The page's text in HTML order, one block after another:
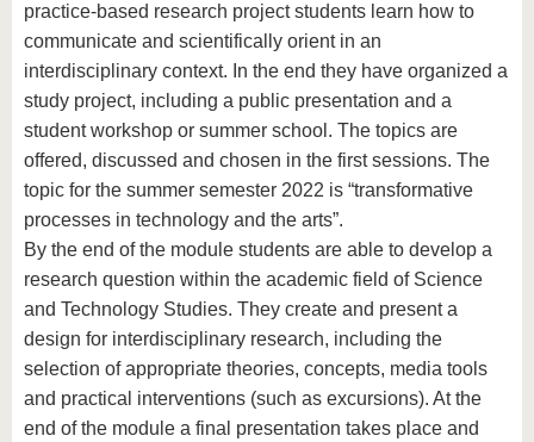
practice-based research project students learn how to
communicate and scientifically orient in an
interdisciplinary context. In the end they have organized a
study project, including a public presentation and a
student workshop or summer school. The topics are
offered, discussed and chosen in the first sessions. The
topic for the summer semester 2022 is “transformative
processes in technology and the arts”.
By the end of the module students are able to develop a
research question within the academic field of Science
and Technology Studies. They create and present a
design for interdisciplinary research, including the
selection of appropriate theories, concepts, media tools
and practical interventions (such as excursions). At the
end of the module a final presentation takes place and